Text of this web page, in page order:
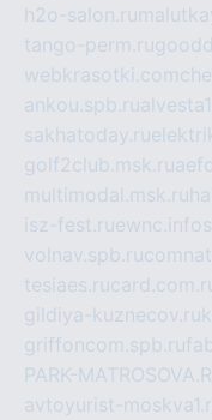
h2o-salon.ru
tango-perm.ru
webkrasotki.com
ankou.spb.ru
sakhatoday.ru
golf2club.msk.ru
multimodal.msk.ru
isz-fest.ruewnc.info
volnav.spb.ru
tesiaes.ru
gildiya-kuznecov.ru
griffoncom.spb.ru
PARK-
avtoyurist-